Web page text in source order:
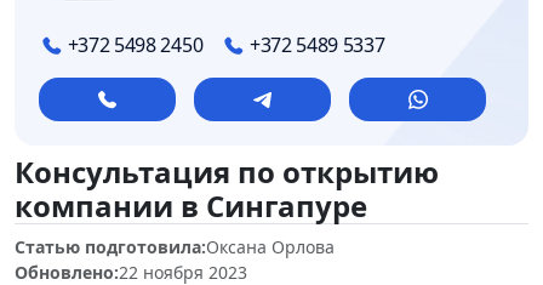
+372 5498 2450 +372 5489 5337
Консультация по открытию
компании в Сингапуре
Статью подготовила:Оксана Орлова
Обновлено:22 ноября 2023